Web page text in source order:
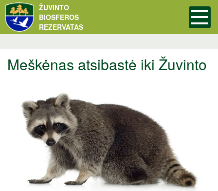
ŽUVINTO
BIOSFEROS
REZERVATAS
Meškėnas atsibastė iki Žuvinto